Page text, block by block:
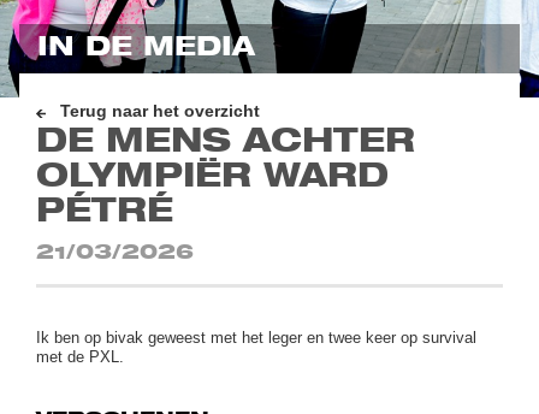
IN DE MEDIA
Terug naar het overzicht
DE MENS ACHTER
OLYMPIËR WARD
PÉTRÉ
21/03/2026
Ik ben op bivak geweest met het leger en twee keer op survival
met de PXL.